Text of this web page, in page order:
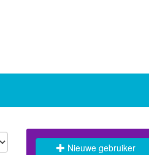
Nieuwe gebruiker